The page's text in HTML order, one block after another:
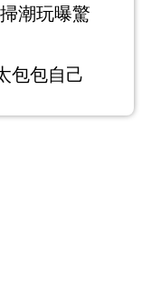
潮玩曝驚
包包自己